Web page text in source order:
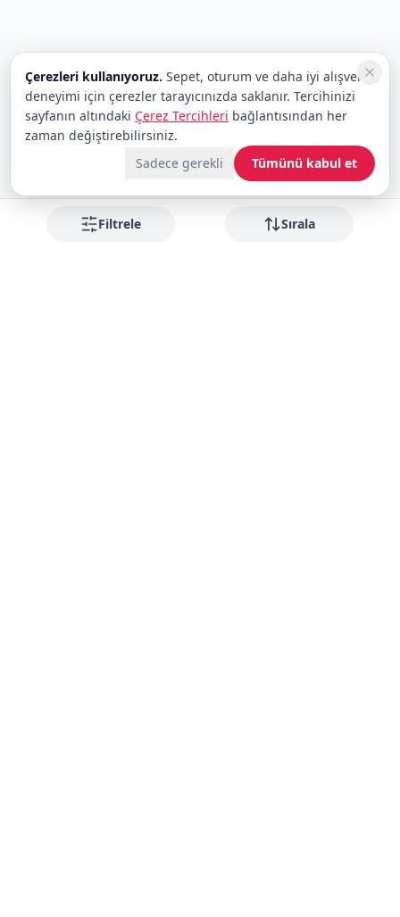
Filtrele Sırala
Çerezleri kullanıyoruz. Sepet, oturum ve daha iyi alışveriş
deneyimi için çerezler tarayıcınızda saklanır. Tercihinizi
sayfanın altındaki Çerez Tercihleri bağlantısından her
zaman değiştirebilirsiniz.
Sadece gerekli
Tümünü kabul et